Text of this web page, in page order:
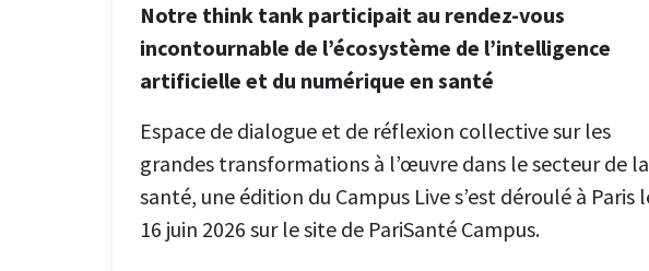
Notre think tank participait au rendez-vous
incontournable de l’écosystème de l’intelligence
artificielle et du numérique en santé
Espace de dialogue et de réflexion collective sur les
grandes transformations à l’œuvre dans le secteur de la
santé, une édition du Campus Live s’est déroulé à Paris
16 juin 2026 sur le site de PariSanté Campus.